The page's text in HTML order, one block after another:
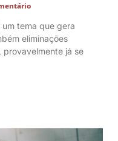
tema que gera
eliminações
já se